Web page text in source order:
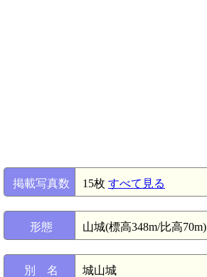
掲載写真数 15枚 すべて見る
形態 山城(標高348m/比高70m)
別 名 城山城